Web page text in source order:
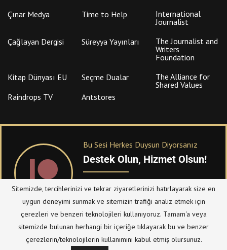
Çınar Medya Time to Help
International
Journalist
Çağlayan Dergisi
Süreyya Yayınları
The Journalist and
Writers
Foundation
Kitap Dünyası EU
Seçme Dualar
The Alliance for
Shared Values
Raindrops TV
Antstores
Bu Sesi Herkes Duysun Diyorsanız
Destek Olun, Hizmet Olsun!
PATREONüzerinden sitemize bağışta
bulanabilirsiniz.
Bize Ulaşın Taziye Defteri
Sitemizde, tercihlerinizi ve tekrar ziyaretlerinizi hatırlayarak size en
uygun deneyimi sunmak ve sitemizin trafiği analiz etmek için
çerezleri ve benzeri teknolojileri kullanıyoruz. Tamam'a veya
sitemizde bulunan herhangi bir içeriğe tıklayarak bu ve benzer
çerezlerin/teknolojilerin kullanımını kabul etmiş olursunuz.